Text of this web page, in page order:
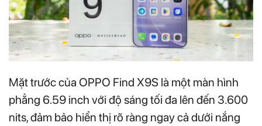
Mặt trước của OPPO Find X9S là một màn hình
phẳng 6.59 inch với độ sáng tối đa lên đến 3.600
nits, đảm bảo hiển thị rõ ràng ngay cả dưới nắng